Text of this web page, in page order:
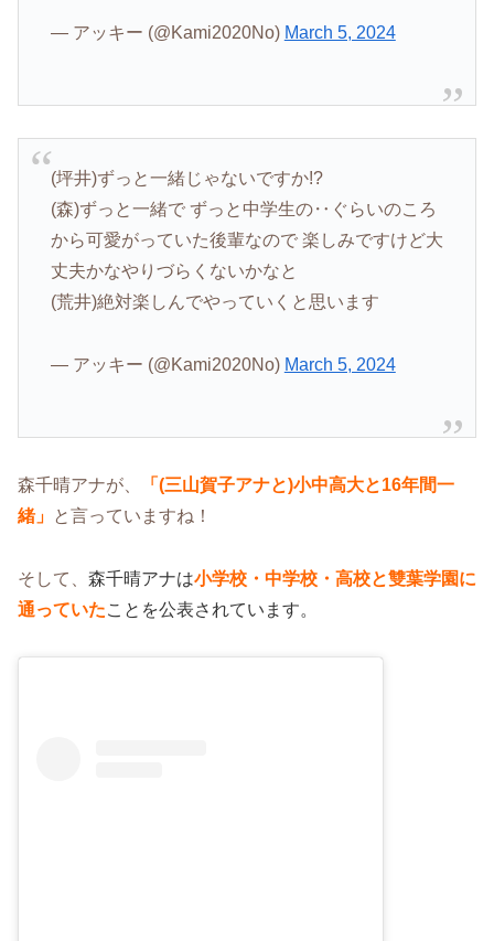
— アッキー (@Kami2020No) March 5, 2024
(坪井)ずっと一緒じゃないですか!?
(森)ずっと一緒で ずっと中学生の‥ぐらいのころ
から可愛がっていた後輩なので 楽しみですけど大
丈夫かなやりづらくないかなと
(荒井)絶対楽しんでやっていくと思います
— アッキー (@Kami2020No) March 5, 2024
森千晴アナが、
「(三山賀子アナと)小中高大と16年間一
緒」 と言っていますね！
そして、 森千晴アナは小学校・中学校・高校と雙葉学園に
通っていたことを公表されています。